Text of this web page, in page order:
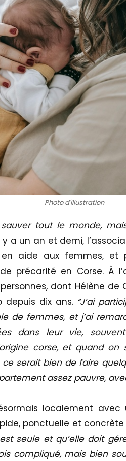
Photo d'illustration
sauver tout le monde,
a un an et demi,
aide aux femmes, et
précarité en Corse. À
dont Hélène de
depuis dix ans. “J’ai
de femmes, et j’ai
dans leur vie,
corse, et quand on
serait bien de faire
assez pauvre,
localement
ponctuelle et
seule et qu’elle doit
compliqué, mais bien